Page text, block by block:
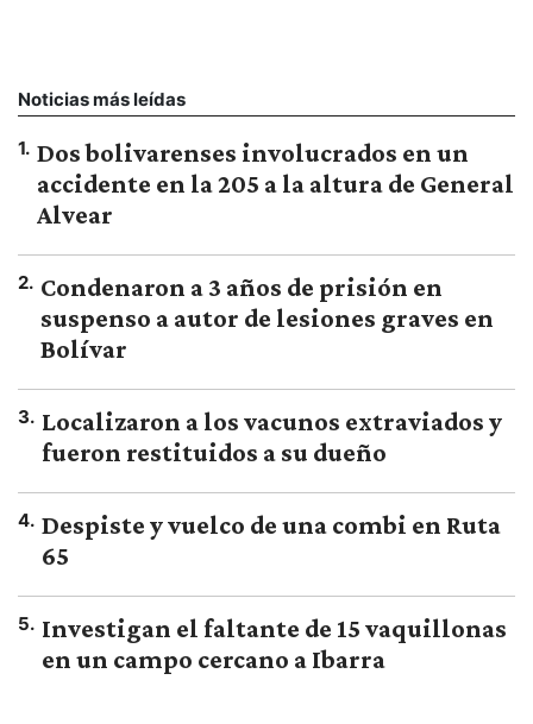
Noticias más leídas
1. Dos bolivarenses involucrados en un
accidente en la 205 a la altura de General
Alvear
2. Condenaron a 3 años de prisión en
suspenso a autor de lesiones graves en
Bolívar
3. Localizaron a los vacunos extraviados y
fueron restituidos a su dueño
4. Despiste y vuelco de una combi en Ruta
65
5. Investigan el faltante de 15 vaquillonas
en un campo cercano a Ibarra